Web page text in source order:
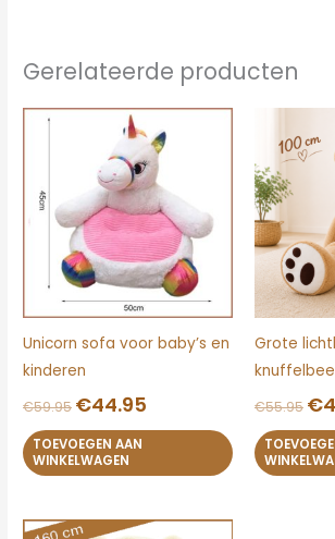
Gerelateerde producten
Unicorn sofa voor baby’s en
kinderen
€59.95
Oorspronkelijke
€59.95.
€44.95
Huidige
prijs
is:
€44.95.
TOEVOEGEN AAN
WINKELWAGEN
Grote
€55.95
prijs
€
Oorspronkelijke
Huidige